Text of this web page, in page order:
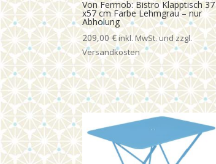
Von Fermob: Bistro Klapptisch 37
x57 cm Farbe Lehmgrau – nur
Abholung
209,00€